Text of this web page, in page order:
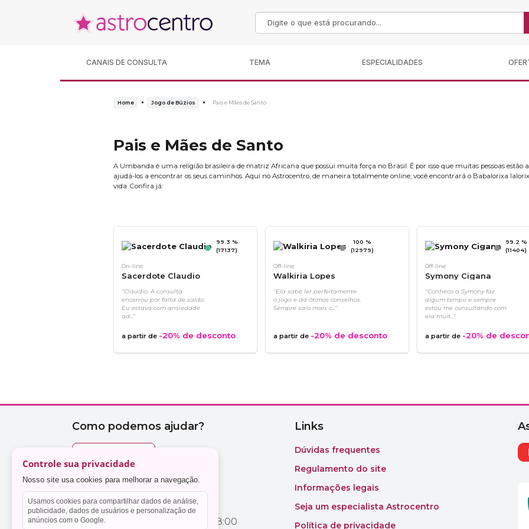
CANAIS DE CONSULTA TEMA ESPECIALIDADES
Home Jogo de Búzios Pais e Mães de Santo
Pais e Mães de Santo
A Umbanda é uma religião brasileira de matriz Africana que possui muita força no Brasil. É por isso que muitas pessoas estão
ajudá-los a encontrar os seus caminhos. Aqui no Astrocentro, de maneira totalmente online, você encontrará o Babalorixa
vida. Confira já:
99.3 %
(17137)
On-line
Sacerdote Claudio
"Cláudio. A consulta
encerrou por falta de saldo.
Eu estava com ansiedade
ad..."
a partir de -20% de desconto
100 %
(12979)
Off-line
Walkiria Lopes
"Ela sabe ler perfeitamente
o jogo e da ótimos conselhos.
Sempre saio mais c..."
a partir de -20% de desconto
99.2 %
(11404)
Off-line
Symony Cigana
"Conheco a Symony faz
algum tempo e sempre
estou me consultando com
ela muit..."
a partir de -20% de
Controle sua privacidade
Nosso site usa cookies para melhorar a navegação.
Usamos cookies para compartilhar dados de análise,
publicidade, dados de usuários e personalização de
anúncios com o Google.